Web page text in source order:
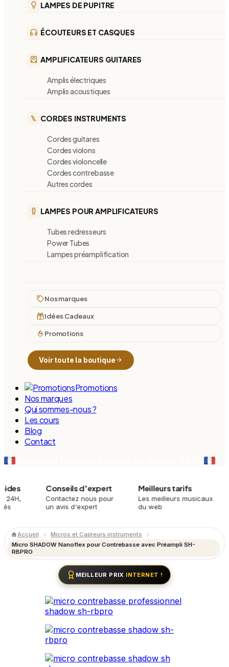
LAMPES DE PUPITRE
ÉCOUTEURS ET CASQUES
AMPLIFICATEURS GUITARES
Amplis électriques
Amplis acoustiques
CORDES INSTRUMENTS
Cordes guitares
Cordes violons
Cordes violoncelle
Cordes contrebasse
Autres cordes
LAMPES POUR AMPLIFICATEURS
Tubes redresseurs
Power Tubes
Lampes préamplification
Nos marques
Idées Cadeaux
Promotions
Voir toute la boutique
Promotions
Nos marques
Qui sommes-nous ?
Les cours
Blog
Contact
Conseils d'expert
Contactez nous pour
un avis d'expert
Meilleurs tarifs
Les meilleurs musicaux
du web
Accueil
Micros et Capteurs instruments
Micro SHADOW Nanoflex pour Contrebasse avec Préampli SH-
RBPRO
MEILLEUR PRIX INTERNET !